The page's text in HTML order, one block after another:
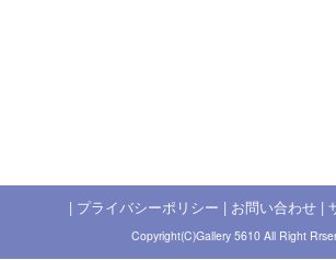
| プライバシーポリシー | お問い合わせ |
Copyright(C)Gallery 5610 All Right